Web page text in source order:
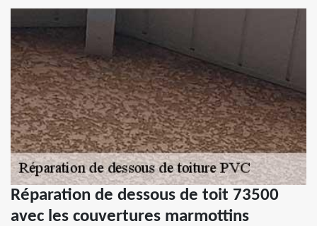
Réparation de dessous de toit 73500
avec les couvertures marmottins